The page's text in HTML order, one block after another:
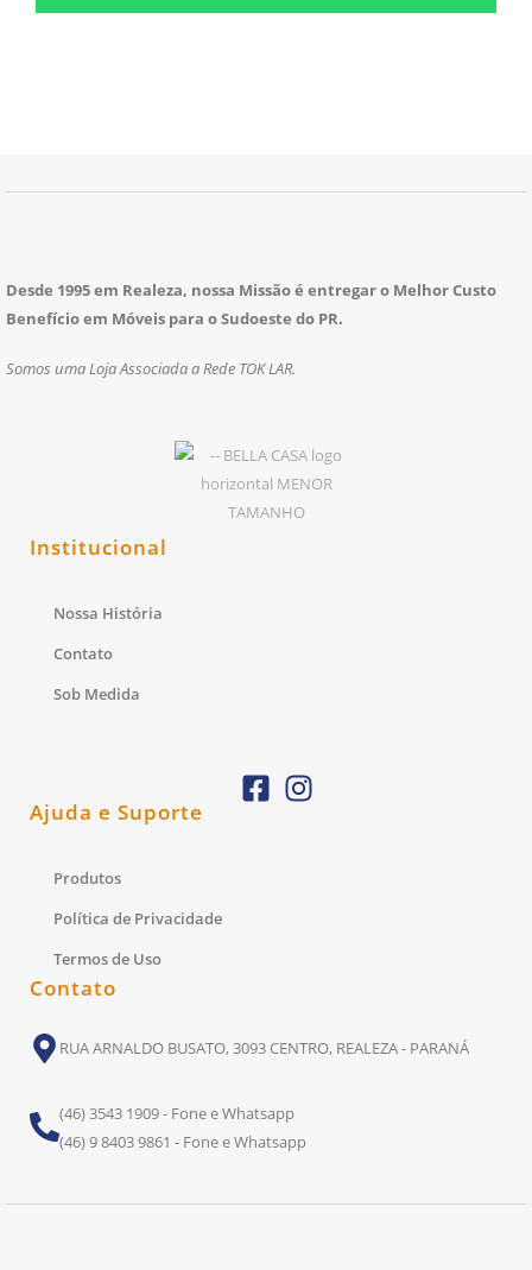
Desde 1995 em Realeza, nossa Missão é entregar o Melhor Custo
Benefício em Móveis para o Sudoeste do PR.
Somos uma Loja Associada a Rede TOK LAR.
Institucional
Nossa História
Contato
Sob Medida
Ajuda e Suporte
Produtos
Política de Privacidade
Termos de Uso
Contato
RUA ARNALDO BUSATO, 3093 CENTRO, REALEZA - PARANÁ
(46) 3543 1909 - Fone e Whatsapp
(46) 9 8403 9861 - Fone e Whatsapp